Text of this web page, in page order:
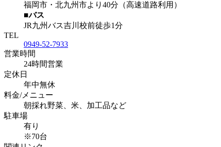
福岡市・北九州市より40分（高速道路利用）
■バス
JR九州バス吉川校前徒歩1分
TEL
0949-52-7933
営業時間
24時間営業
定休日
年中無休
料金/メニュー
朝採れ野菜、米、加工品など
駐車場
有り
※70台